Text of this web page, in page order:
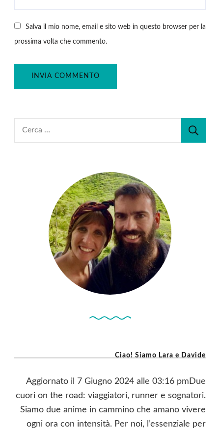
Salva il mio nome, email e sito web in questo browser per la
prossima volta che commento.
Ciao! Siamo Lara e Davide
Aggiornato il 7 Giugno 2024 alle 03:16 pmDue
cuori on the road: viaggiatori, runner e sognatori.
Siamo due anime in cammino che amano vivere
ogni ora con intensità. Per noi, l’essenziale per